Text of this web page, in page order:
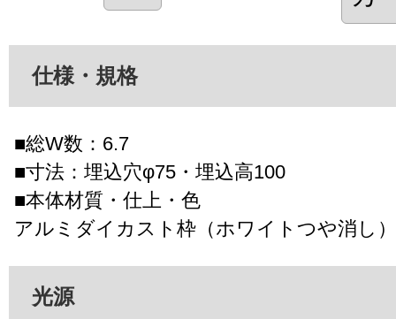
仕様・規格
■総W数：6.7
■寸法：埋込穴φ75・埋込高100
■本体材質・仕上・色
アルミダイカスト枠（ホワイトつや消し）
光源